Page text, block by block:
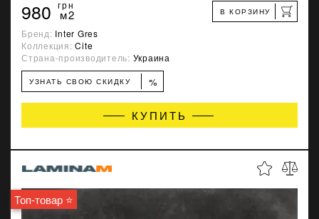
980 грн
м2 В КОРЗИНУ
Бренд: Inter Gres
Коллекция:Cite
Страна-производитель: Украина
УЗНАТЬ СВОЮ СКИДКУ %
КУПИТЬ
Топ-товар ⭐